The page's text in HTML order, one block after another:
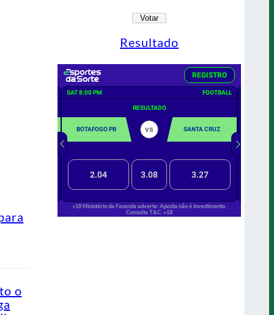
o
Resultado